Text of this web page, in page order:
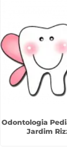
Odontologia
Jardim